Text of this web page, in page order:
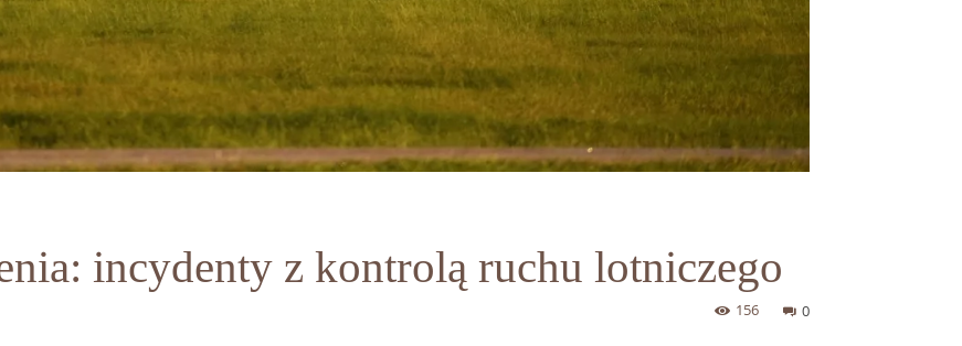
incydenty z kontrolą ruchu lotniczego
0
156